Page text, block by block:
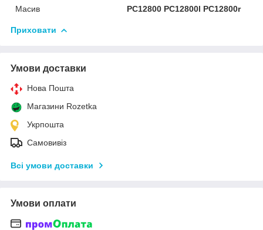
Масив
PC12800 PC12800l PC12800r
Приховати
Умови доставки
Нова Пошта
Магазини Rozetka
Укрпошта
Самовивіз
Всі умови доставки
Умови оплати